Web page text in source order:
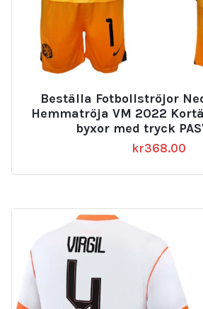
Beställa Fotbollströjor
Hemmatröja VM 2022
byxor med tryck
kr368.00